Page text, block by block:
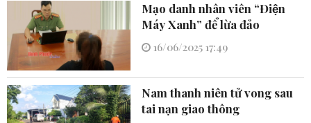
Mạo danh nhân viên “Điện
Máy Xanh” để lừa đảo
16/06/2025 17:49
Nam thanh niên tử vong sau
tai nạn giao thông